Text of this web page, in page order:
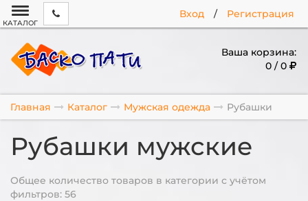
Вход / Регистрация
КАТАЛОГ
Ваша корзина:
0 / 0
Главная Каталог Мужская одежда Рубашки
Рубашки мужские
Общее количество товаров в категории с учётом
фильтров: 56